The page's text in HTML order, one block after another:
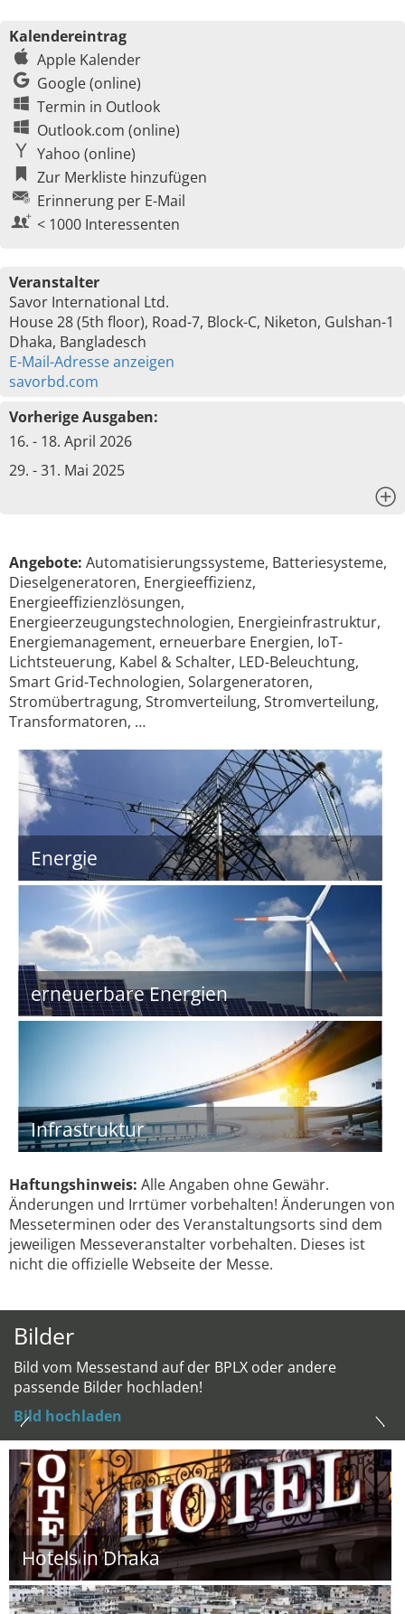
Kalendereintrag
Apple Kalender
Google (online)
Termin in Outlook
Outlook.com (online)
Yahoo (online)
Zur Merkliste hinzufügen
Erinnerung per E-Mail
< 1000 Interessenten
Veranstalter
Savor International Ltd.
House 28 (5th floor), Road-7, Block-C, Niketon, Gulshan-1
Dhaka, Bangladesch
E-Mail-Adresse anzeigen
savorbd.com
Vorherige Ausgaben:
16. - 18. April 2026
29. - 31. Mai 2025
Angebote: Automatisierungssysteme, Batteriesysteme,
Dieselgeneratoren, Energieeffizienz,
Energieeffizienzlösungen,
Energieerzeugungstechnologien, Energieinfrastruktur,
Energiemanagement, erneuerbare Energien, IoT-
Lichtsteuerung, Kabel & Schalter, LED-Beleuchtung,
Smart Grid-Technologien, Solargeneratoren,
Stromübertragung, Stromverteilung, Stromverteilung,
Transformatoren, …
Energie
erneuerbare Energien
Infrastruktur
Haftungshinweis: Alle Angaben ohne Gewähr.
Änderungen und Irrtümer vorbehalten! Änderungen von
Messeterminen oder des Veranstaltungsorts sind dem
jeweiligen Messeveranstalter vorbehalten. Dieses ist
nicht die offizielle Webseite der Messe.
Bilder
Bild vom Messestand auf der BPLX oder andere
passende Bilder hochladen!
Bild hochladen
Hotels in Dhaka